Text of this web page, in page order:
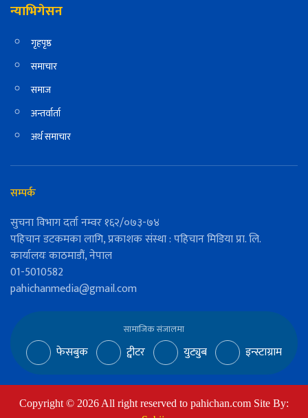
न्याभिगेसन
गृहपृष्ठ
समाचार
समाज
अन्तर्वार्ता
अर्थ समाचार
सम्पर्क
सुचना विभाग दर्ता नम्वर १६२/०७३-७४
पहिचान डटकमका लागि, प्रकाशक संस्था : पहिचान मिडिया प्रा. लि.
कार्यालयः काठमाडौं, नेपाल
01-5010582
pahichanmedia@gmail.com
सामाजिक संजालमा
फेसबुक ट्वीटर युट्युब इन्स्टाग्राम
Copyright © 2026 All right reserved to pahichan.com Site By: